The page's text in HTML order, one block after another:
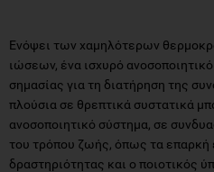
Ενόψει των χαμηλότερων
ιώσεων, ένα ισχυρό
σημασίας για τη διατήρηση της
πλούσια σε θρεπτικά συστατικά
ανοσοποιητικό σύστημα, σε
του τρόπου ζωής, όπως τα επαρκή
δραστηριότητας και ο ποιοτικός